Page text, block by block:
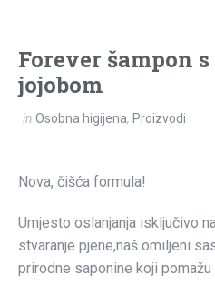
Forever šampon
jojobom
in Osobna higijena, Proizvodi
Nova, čišća formula!
Umjesto oslanjanja isključivo
stvaranje pjene,naš omiljeni
prirodne saponine koji